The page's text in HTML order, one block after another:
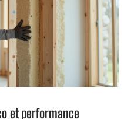
et performance